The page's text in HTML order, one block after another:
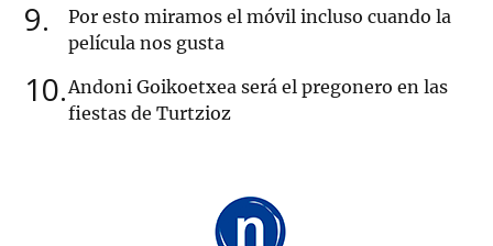
9
Por esto miramos el móvil incluso cuando la
película nos gusta
10 Andoni Goikoetxea será el pregonero en las
fiestas de Turtzioz